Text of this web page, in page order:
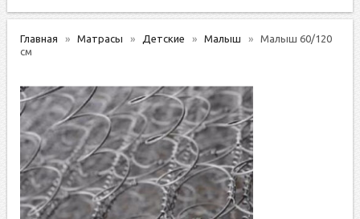
Главная Матрасы Детские Малыш
Малыш 60/120
см